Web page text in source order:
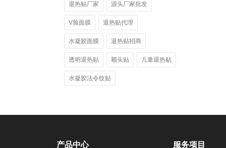
退热贴厂家 源头厂家批发
V脸面膜 退热贴代理
水凝胶面膜 退热贴招商
透明退热贴 额头贴 儿童退热贴
水凝胶法令纹贴
产品中心 服务项目